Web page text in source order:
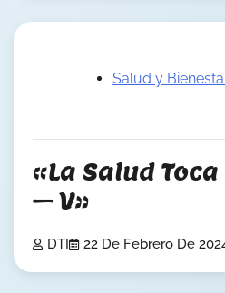
Salud y
«La Salud
– V»
DTI 22 De Febrero De